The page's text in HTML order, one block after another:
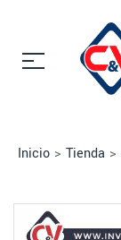
Inicio > Tienda >